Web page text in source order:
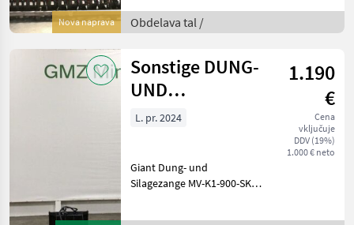
Nova naprava Obdelava tal /
Sonstige DUNG-
UND
SILAGEZANGE
1.190
€
Cena
vključuje
DDV (19%)
1.000 € neto
L. pr. 2024
Giant Dung- und
Silagezange MV-K1-900-SK-